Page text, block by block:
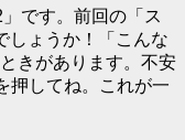
です。前回の「ス
しょうか！「こんな
きがあります。不安
押してね。これが一